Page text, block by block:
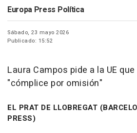
Europa Press Política
Sábado, 23 mayo 2026
Publicado: 15:52
Laura Campos pide a la UE
"cómplice por omisión"
EL PRAT DE LLOBREGAT
PRESS)